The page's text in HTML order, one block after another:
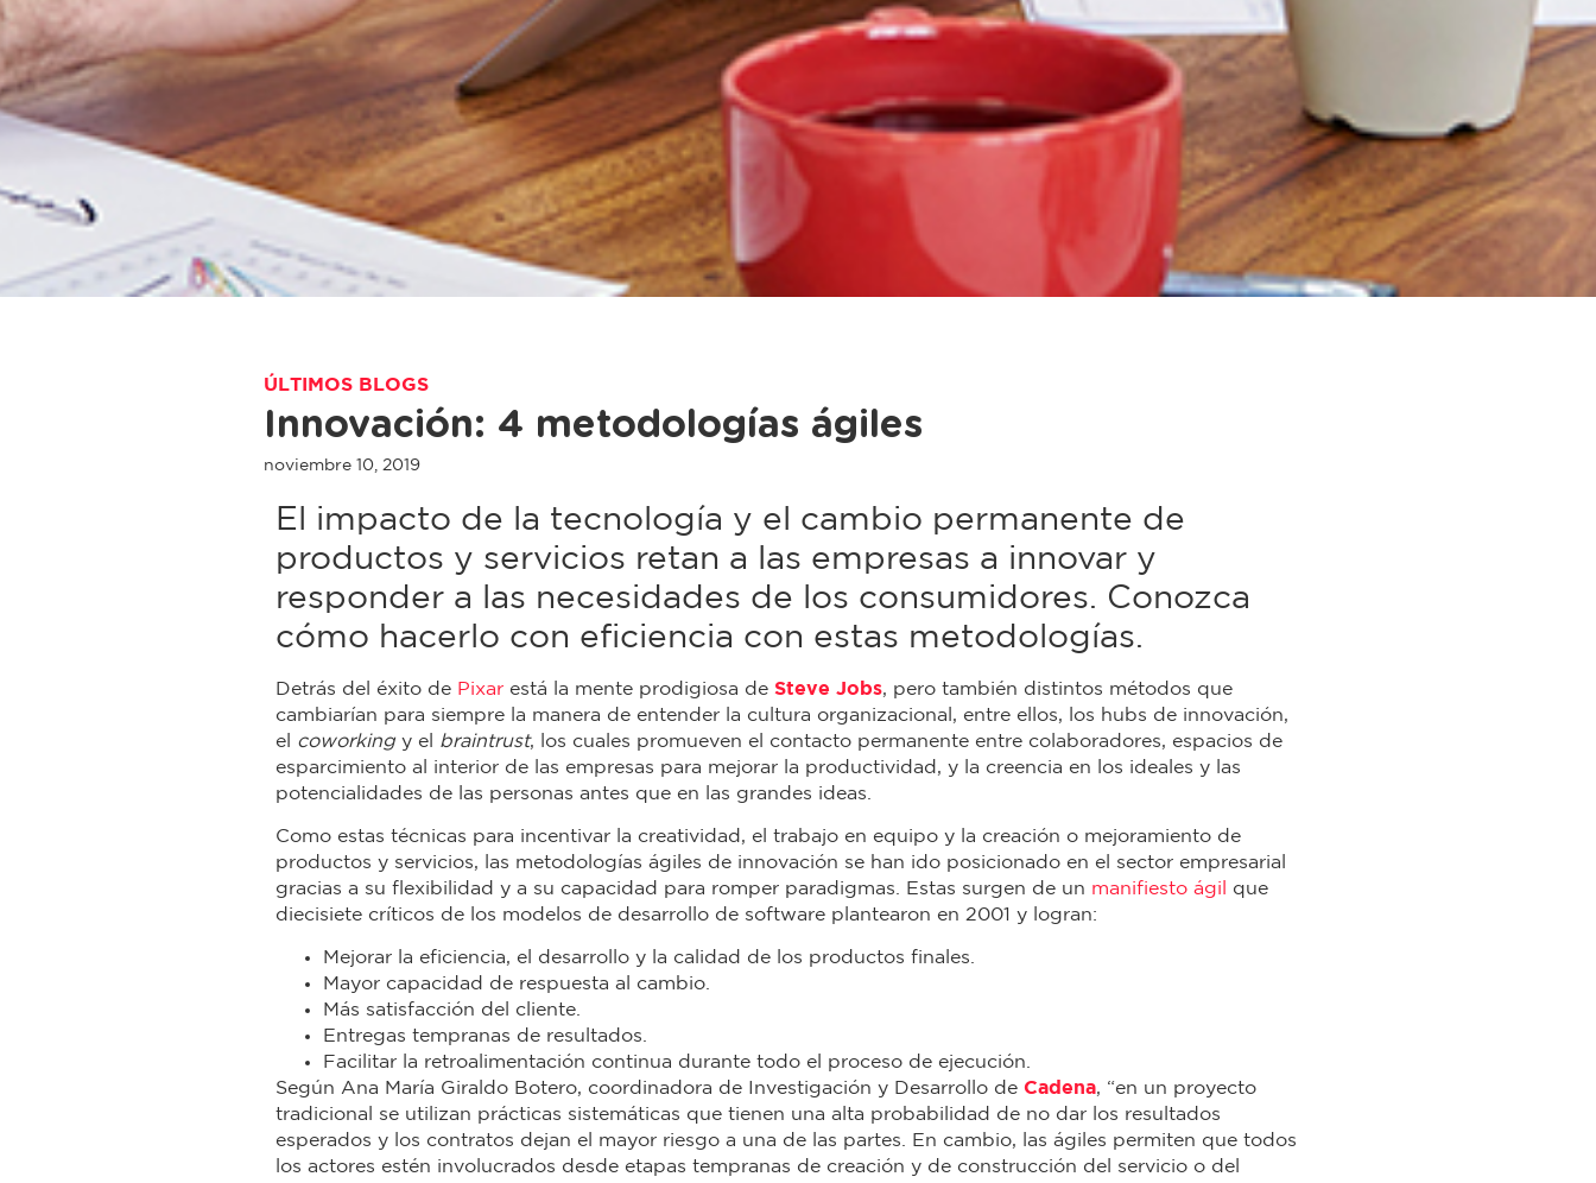
ÚLTIMOS BLOGS
Innovación: 4 metodologías ágiles
noviembre 10, 2019
El impacto de la tecnología y el cambio permanente de
productos y servicios retan a las empresas a innovar y
responder a las necesidades de los consumidores. Conozca
cómo hacerlo con eficiencia con estas metodologías.
Detrás del éxito de Pixar está la mente prodigiosa de Steve Jobs, pero también distintos métodos que
cambiarían para siempre la manera de entender la cultura organizacional, entre ellos, los hubs de innovación,
el coworkingy el braintrust, los cuales promueven el contacto permanente entre colaboradores, espacios de
esparcimiento al interior de las empresas para mejorar la productividad, y la creencia en los ideales y las
potencialidades de las personas antes que en las grandes ideas.
Como estas técnicas para incentivar la creatividad, el trabajo en equipo y la creación o mejoramiento de
productos y servicios, las metodologías ágiles de innovación se han ido posicionado en el sector empresarial
gracias a su flexibilidad y a su capacidad para romper paradigmas. Estas surgen de un manifiesto ágil
que
diecisiete críticos de los modelos de desarrollo de software plantearon en 2001 y logran:
Mejorar la eficiencia, el desarrollo y la calidad de los productos finales.
Mayor capacidad de respuesta al cambio.
Más satisfacción del cliente.
Entregas tempranas de resultados.
Facilitar la retroalimentación continua durante todo el proceso de ejecución.
Según Ana María Giraldo Botero, coordinadora de Investigación y Desarrollo de Cadena, “en un proyecto
tradicional se utilizan prácticas sistemáticas que tienen una alta probabilidad de no dar los resultados
esperados y los contratos dejan el mayor riesgo a una de las partes. En cambio, las ágiles permiten que todos
los actores estén involucrados desde etapas tempranas de creación y de construcción del servicio o del